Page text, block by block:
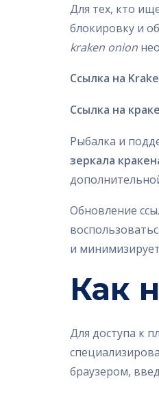
Для тех, кто
блокировку и
kraken onion
Ссылка на
Ссылка на
Рыбалка и
зеркала
Обновление
и
Как
Для доступа к
браузером,